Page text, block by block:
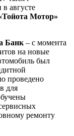
августе
Мотор»
Банк – с момента
на новые
был
проведено
для
ремонту